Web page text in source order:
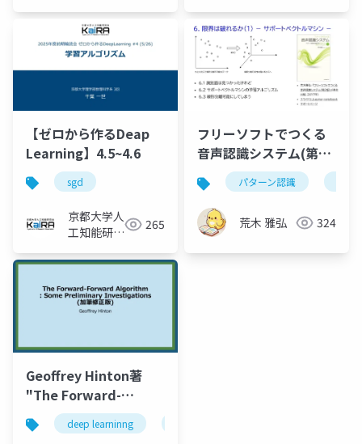
【ゼロから作るDeap
Learning】4.5~4.6
sgd
京都大学人
工知能研究
265
フリーソフトでつくる
音声認識システム(第2
版) 第6章パターン認識
荒木 雅弘 324
Geoffrey Hinton著
"The Forward-
Forwardアルゴリズ
ム" まとめ
deep learninng